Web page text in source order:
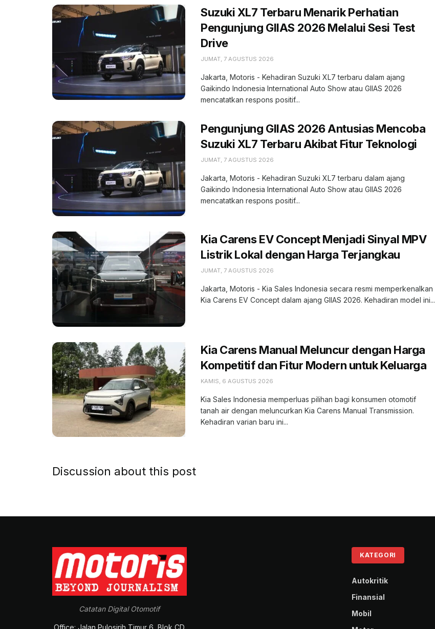
Suzuki XL7 Terbaru Menarik Perhatian
Pengunjung GIIAS 2026 Melalui Sesi Test
Drive
JUMAT, 7 AGUSTUS 2026
Jakarta, Motoris - Kehadiran Suzuki XL7 terbaru dalam ajang
Gaikindo Indonesia International Auto Show atau GIIAS 2026
mencatatkan respons positif...
Pengunjung GIIAS 2026 Antusias Mencoba
Suzuki XL7 Terbaru Akibat Fitur Teknologi
JUMAT, 7 AGUSTUS 2026
Jakarta, Motoris - Kehadiran Suzuki XL7 terbaru dalam ajang
Gaikindo Indonesia International Auto Show atau GIIAS 2026
mencatatkan respons positif...
Kia Carens EV Concept Menjadi Sinyal MPV
Listrik Lokal dengan Harga Terjangkau
JUMAT, 7 AGUSTUS 2026
Jakarta, Motoris - Kia Sales Indonesia secara resmi memperkenalkan
Kia Carens EV Concept dalam ajang GIIAS 2026. Kehadiran model ini...
Kia Carens Manual Meluncur dengan Harga
Kompetitif dan Fitur Modern untuk Keluarga
KAMIS, 6 AGUSTUS 2026
Kia Sales Indonesia memperluas pilihan bagi konsumen otomotif
tanah air dengan meluncurkan Kia Carens Manual Transmission.
Kehadiran varian baru ini...
Discussion about this post
Catatan Digital Otomotif
Office: Jalan Pulosirih Timur 6, Blok CD
KATEGORI
Autokritik
Finansial
Mobil